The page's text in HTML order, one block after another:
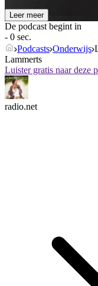
Leer meer
De podcast begint in
- 0 sec.
Podcasts Onderwijs
Lammerts
Luister gratis naar deze
radio.net